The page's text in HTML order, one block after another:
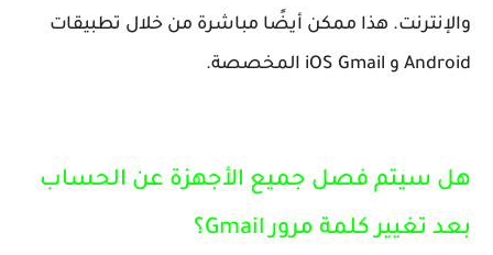
والإنترنت. هذا ممكن أيضًا مباشرة من خلال تطبيقات
Android و iOS Gmail المخصصة.
هل سيتم فصل جميع الأجهزة عن الحساب
بعد تغيير كلمة مرور Gmail؟